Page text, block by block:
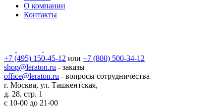
О компании
Контакты
+7 (495) 150-45-12 или +7 (800) 500-34-12
shop@leraton.ru - заказы
office@leraton.ru - вопросы сотрудничества
г. Москва, ул. Ташкентская,
д. 28, стр. 1
с 10-00 до 21-00